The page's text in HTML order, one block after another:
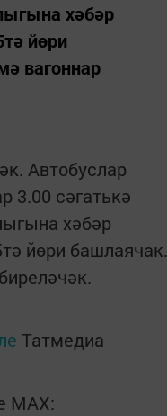
хәбәр
йөри
вагоннар
Автобуслар
3.00 сәгатькә
хәбәр
йөри башлаячак.
Татмедиа
MАХ: